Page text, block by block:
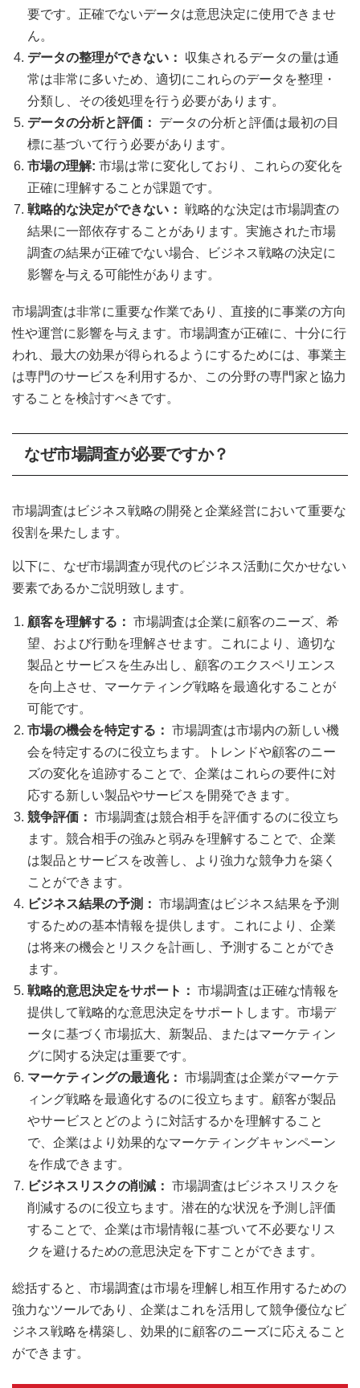
要です。正確でないデータは意思決定に使用できませ
ん。
データの整理ができない： 収集されるデータの量は通
常は非常に多いため、適切にこれらのデータを整理・
分類し、その後処理を行う必要があります。
データの分析と評価： データの分析と評価は最初の目
標に基づいて行う必要があります。
市場の理解:市場は常に変化しており、これらの変化を
正確に理解することが課題です。
戦略的な決定ができない：戦略的な決定は市場調査の
結果に一部依存することがあります。実施された市場
調査の結果が正確でない場合、ビジネス戦略の決定に
影響を与える可能性があります。
市場調査は非常に重要な作業であり、直接的に事業の方向
性や運営に影響を与えます。市場調査が正確に、十分に行
われ、最大の効果が得られるようにするためには、事業主
は専門のサービスを利用するか、この分野の専門家と協力
することを検討すべきです。
なぜ市場調査が必要ですか？
市場調査はビジネス戦略の開発と企業経営において重要な
役割を果たします。
以下に、なぜ市場調査が現代のビジネス活動に欠かせない
要素であるかご説明致します。
顧客を理解する：市場調査は企業に顧客のニーズ、希
望、および行動を理解させます。これにより、適切な
製品とサービスを生み出し、顧客のエクスペリエンス
を向上させ、マーケティング戦略を最適化することが
可能です。
市場の機会を特定する：市場調査は市場内の新しい機
会を特定するのに役立ちます。トレンドや顧客のニー
ズの変化を追跡することで、企業はこれらの要件に対
応する新しい製品やサービスを開発できます。
競争評価：市場調査は競合相手を評価するのに役立ち
ます。競合相手の強みと弱みを理解することで、企業
は製品とサービスを改善し、より強力な競争力を築く
ことができます。
ビジネス結果の予測：市場調査はビジネス結果を予測
するための基本情報を提供します。これにより、企業
は将来の機会とリスクを計画し、予測することができ
ます。
戦略的意思決定をサポート： 市場調査は正確な情報を
提供して戦略的な意思決定をサポートします。市場デ
ータに基づく市場拡大、新製品、またはマーケティン
グに関する決定は重要です。
マーケティングの最適化：市場調査は企業がマーケテ
ィング戦略を最適化するのに役立ちます。顧客が製品
やサービスとどのように対話するかを理解すること
で、企業はより効果的なマーケティングキャンペーン
を作成できます。
ビジネスリスクの削減：市場調査はビジネスリスクを
削減するのに役立ちます。潜在的な状況を予測し評価
することで、企業は市場情報に基づいて不必要なリス
クを避けるための意思決定を下すことができます。
総括すると、市場調査は市場を理解し相互作用するための
強力なツールであり、企業はこれを活用して競争優位なビ
ジネス戦略を構築し、効果的に顧客のニーズに応えること
ができます。